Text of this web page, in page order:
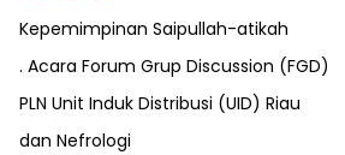
Kepemimpinan Saipullah-atikah
. Acara Forum Grup Discussion (FGD)
PLN Unit Induk Distribusi (UID) Riau
dan Nefrologi